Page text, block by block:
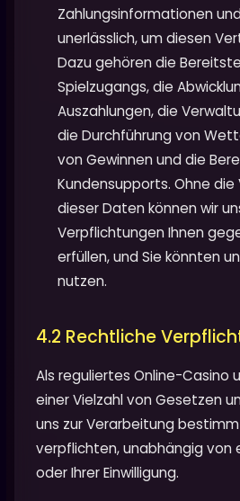
Zahlungsinformationen
unerlässlich, um diesen
Dazu gehören die
Spielzugangs, die
Auszahlungen, die
die Durchführung von
von Gewinnen und die
Kundensupports. Ohne
dieser Daten können wir
Verpflichtungen Ihnen
erfüllen, und Sie könnten
nutzen.
4.2 Rechtliche
Als reguliertes Online-Casino
einer Vielzahl von Gesetzen
uns zur Verarbeitung
verpflichten, unabhängig von
oder Ihrer Einwilligung.